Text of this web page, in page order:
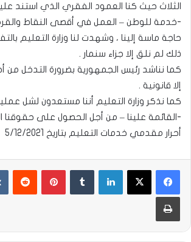
الثلاث حيث كنا العمود الفقري الذي استند
-خدمة للوطن – العمل في أقصى النقاط
حاجة ماسة إلينا ، وشهدت لنا وزارة التعليم
ذلك لم نلق إلا جزاء سنمار .
كما نناشد رئيس الجمهورية بضرورة التدخل من
إلا قانونية .
كما نذكر وزارة التعليم أننا مستعدون لشل
-القائمة علينا – من أجل الحصول على حقوقنا
أحرار مقدمي خدمات التعليم بتاريخ 5/12/2021
لينكدإن بينتيريست
طباعة